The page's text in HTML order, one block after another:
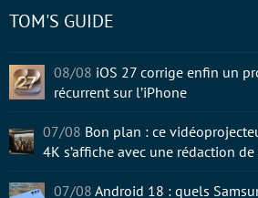
TOM'S GUIDE
08/08 iOS 27 corrige enfin un
récurrent sur l’iPhone
07/08 Bon plan : ce
4K s’affiche avec une rédaction
07/08 Android 18 : quels